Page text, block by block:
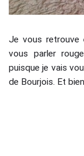
Je vous retrouve
vous parler
puisque je vais
de Bourjois. Et